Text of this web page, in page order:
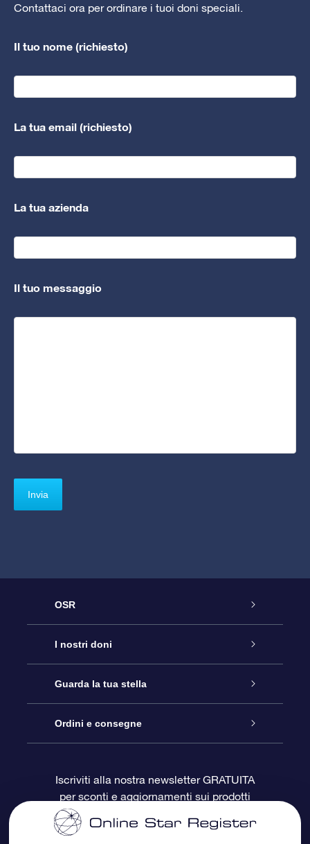
Contattaci ora per ordinare i tuoi doni speciali.
Il tuo nome (richiesto)
La tua email (richiesto)
La tua azienda
Il tuo messaggio
OSR
Assistenza
Contattaci
Blog
OSR Recensioni
I nostri doni
Online Star Gift
Pacchetto regalo OSR
Gift Card OSR
Doni aziendali
Guarda la tua stella
Registro stellare
Star Page personalizzata
One Million Stars
Ordini e consegne
Informazioni di Pagamento
Iscriviti alla nostra newsletter GRATUITA
per sconti e aggiornamenti sui prodotti